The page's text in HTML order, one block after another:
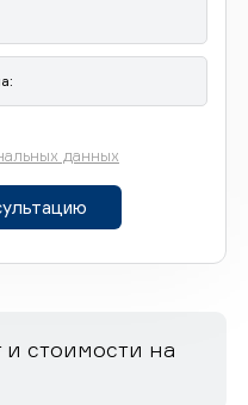
данных
и стоимости на